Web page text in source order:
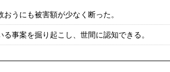
おうにも被害額が少なく断った。
る事案を掘り起こし、世間に認知できる。